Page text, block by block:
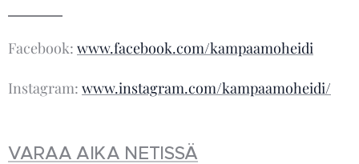
Facebook: www.facebook.com/kampaamoheidi
Instagram: www.instagram.com/kampaamoheidi/
VARAA AIKA NETISSÄ